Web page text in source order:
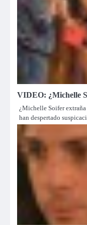
VIDEO: ¿Michelle
¿Michelle Soifer extraña
han despertado